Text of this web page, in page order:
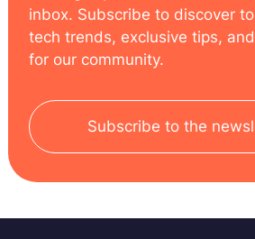
inbox. Subscribe to discover
tech trends, exclusive tips,
for our community.
Subscribe to the